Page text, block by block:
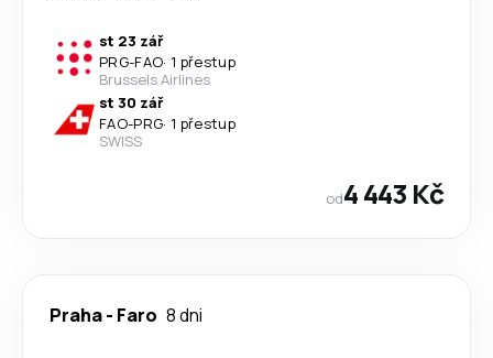
st 23 zář
PRG-FAO· 1 přestup
Brussels Airlines
st 30 zář
FAO-PRG· 1 přestup
SWISS
od4 443 Kč
Praha- Faro 8 dni